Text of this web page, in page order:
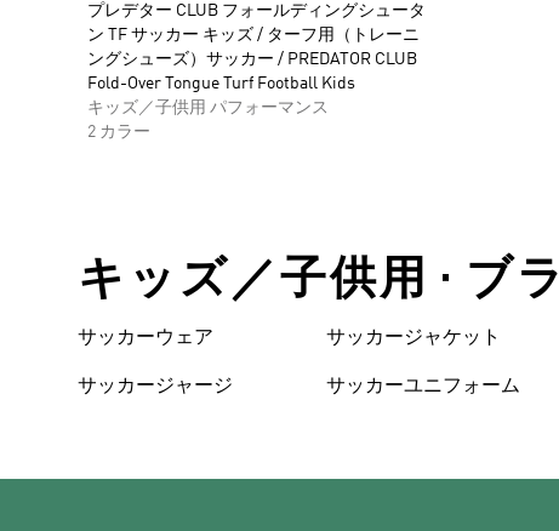
プレデター CLUB フォールディングシュータ
ン TF サッカー キッズ / ターフ用（トレーニ
ングシューズ）サッカー / PREDATOR CLUB
Fold-Over Tongue Turf Football Kids
キッズ／子供用 パフォーマンス
2 カラー
キッズ／子供用 • ブ
サッカーウェア
サッカージャージ
サッカージャケット
サッカーユニフォーム